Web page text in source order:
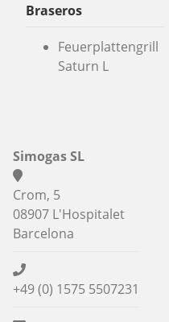
Braseros
Feuerplattengrill
Saturn L
Simogas SL
Crom, 5
08907 L'Hospitalet
Barcelona
+49 (0) 1575 5507231